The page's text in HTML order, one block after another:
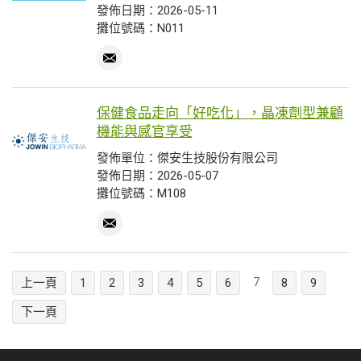
發佈日期：2026-05-11
攤位號碼：N011
保健食品走向「好吃化」，晶凍劑型兼顧
機能與感官享受
發佈單位：傑安生技股份有限公司
發佈日期：2026-05-07
攤位號碼：M108
上一頁 1 2 3 4 5 6 7 8
9
下一頁